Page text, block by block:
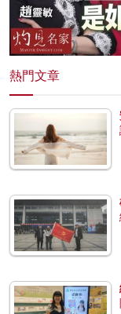
熱門文章